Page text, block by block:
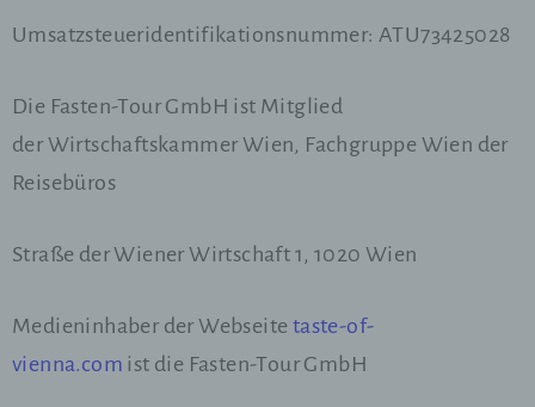
Umsatzsteueridentifikationsnummer: ATU73425028
Die Fasten-Tour GmbH ist Mitglied
der Wirtschaftskammer Wien, Fachgruppe Wien der
Reisebüros
Straße der Wiener Wirtschaft 1, 1020 Wien
Medieninhaber der Webseite taste-of-
vienna.com ist die Fasten-Tour GmbH